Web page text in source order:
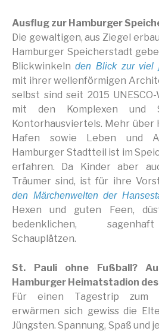
Ausflug zur Hamburger
Die gewaltigen, aus Ziegel
Hamburger Speicherstadt
Blickwinkeln den Blick zur viel
mit ihrer wellenförmigen
selbst sind seit 2015
mit den Komplexen und
Kontorhausviertels. Mehr über
Hafen sowie Leben und
Hamburger Stadtteil ist im
erfahren. Da Kinder aber
Träumer sind, ist für ihre
den Märchenwelten der
Hexen und guten Feen,
bedenklichen,
Schauplätzen.
St. Pauli ohne Fußball?
Hamburger Heimatstadion
Für einen Tagestrip zum
erwärmen sich gewiss die
Jüngsten. Spannung, Spaß und